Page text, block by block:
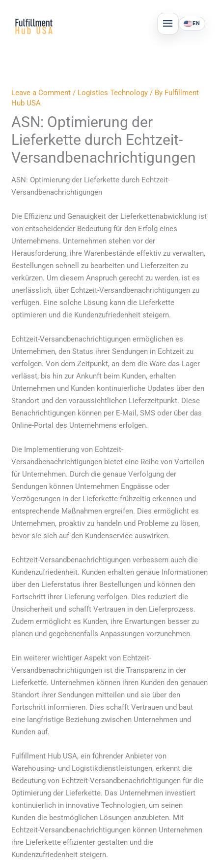
content
MAIN
MENU
EN
Leave a Comment / Logistics Technology / By Fulfillment
Hub USA
ASN: Optimierung der
Lieferkette durch Echtzeit-
Versandbenachrichtigungen
ASN: Optimierung der Lieferkette durch Echtzeit-
Versandbenachrichtigungen
Die Effizienz und Genauigkeit der Lieferkettenabwicklung ist
von entscheidender Bedeutung für den Erfolg eines
Unternehmens. Unternehmen stehen vor der
Herausforderung, ihre Warenbestände effektiv zu verwalten,
Bestellungen schnell zu bearbeiten und Lieferzeiten zu
verkürzen. Um diesem Anspruch gerecht zu werden, ist es
unerlässlich, über Echtzeit-Versandbenachrichtigungen zu
verfügen. Eine solche Lösung kann die Lieferkette
optimieren und die Kundenzufriedenheit steigern.
Echtzeit-Versandbenachrichtigungen ermöglichen es
Unternehmen, den Status ihrer Sendungen in Echtzeit zu
verfolgen. Von dem Zeitpunkt, an dem die Ware das Lager
verlässt, bis hin zur Ankunft beim Kunden, erhalten
Unternehmen und Kunden kontinuierliche Updates über den
Standort und den voraussichtlichen Lieferzeitpunkt. Diese
Benachrichtigungen können per E-Mail, SMS oder über das
Online-Portal des Unternehmens erfolgen.
Die Implementierung von Echtzeit-
Versandbenachrichtigungen bietet eine Reihe von Vorteilen
für Unternehmen. Durch die genaue Verfolgung der
Sendungen können Unternehmen Engpässe oder
Verzögerungen in der Lieferkette frühzeitig erkennen und
entsprechende Maßnahmen ergreifen. Dies ermöglicht es
Unternehmen, proaktiv zu handeln und Probleme zu lösen,
bevor sie sich auf den Kundenservice auswirken.
Echtzeit-Versandbenachrichtigungen verbessern auch die
Kundenzufriedenheit. Kunden erhalten genaue Informationen
über den Lieferstatus ihrer Bestellungen und können den
Fortschritt ihrer Lieferung verfolgen. Dies reduziert die
Unsicherheit und schafft Vertrauen in den Lieferprozess.
Zudem ermöglicht es Kunden, ihre Erwartungen besser zu
planen und gegebenenfalls Anpassungen vorzunehmen.
Ein weiterer wichtiger Aspekt von Echtzeit-
Versandbenachrichtigungen ist die Transparenz in der
Lieferkette. Unternehmen können ihren Kunden den genauen
Standort ihrer Sendungen mitteilen und sie über den
Fortschritt informieren. Dies schafft Vertrauen und baut
eine langfristige Beziehung zwischen Unternehmen und
Kunden auf.
Fulfillment Hub USA, ein führender Anbieter von
Warehousing- und Logistikdienstleistungen, erkennt die
Bedeutung von Echtzeit-Versandbenachrichtigungen für die
Optimierung der Lieferkette. Das Unternehmen investiert
kontinuierlich in innovative Technologien, um seinen
Kunden die bestmöglichen Lösungen anzubieten. Mit
Echtzeit-Versandbenachrichtigungen können Unternehmen
ihre Lieferkette effizienter gestalten und die
Kundenzufriedenheit steigern.